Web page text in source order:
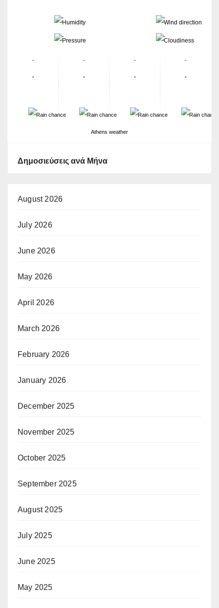
- -
- -
-
-
-
-
-
-
-
-
-
-
-
-
Athens weather
Δημοσιεύσεις ανά Μήνα
August 2026
July 2026
June 2026
May 2026
April 2026
March 2026
February 2026
January 2026
December 2025
November 2025
October 2025
September 2025
August 2025
July 2025
June 2025
May 2025